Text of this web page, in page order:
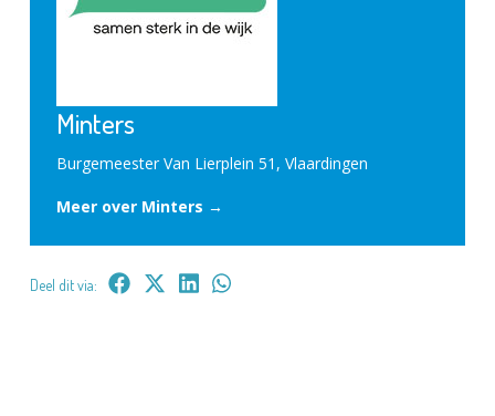
Minters
Burgemeester Van Lierplein 51, Vlaardingen
Meer over Minters →
Deel dit via: